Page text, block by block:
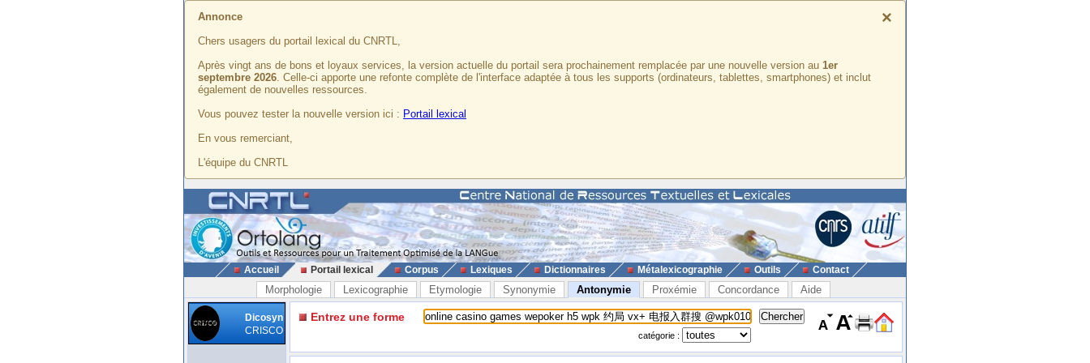
×
Annonce
Chers usagers du portail lexical du CNRTL,
Après vingt ans de bons et loyaux services, la version actuelle du portail sera prochainement remplacée par une nouvelle version au 1er
septembre 2026. Celle-ci apporte une refonte complète de l'interface adaptée à tous les supports (ordinateurs, tablettes, smartphones) et inclut
également de nouvelles ressources.
Vous pouvez tester la nouvelle version ici : Portail lexical
En vous remerciant,
L'équipe du CNRTL
Accueil Portail lexical Corpus Lexiques Dictionnaires Métalexicographie Outils Contact
Morphologie Lexicographie Etymologie Synonymie Antonymie Proxémie Concordance Aide
Dicosyn
CRISCO
Entrez une forme
catégorie :